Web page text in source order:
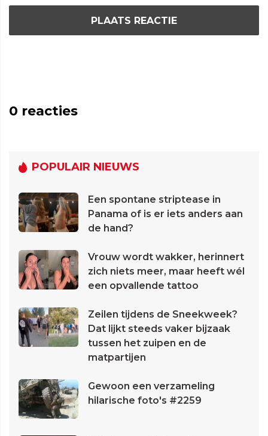
PLAATS REACTIE
0 reacties
POPULAIR NIEUWS
Een spontane striptease in
Panama of is er iets anders aan
de hand?
Vrouw wordt wakker, herinnert
zich niets meer, maar heeft wél
een opvallende tattoo
Zeilen tijdens de Sneekweek?
Dat lijkt steeds vaker bijzaak
tussen het zuipen en de
matpartijen
Gewoon een verzameling
hilarische foto's #2259